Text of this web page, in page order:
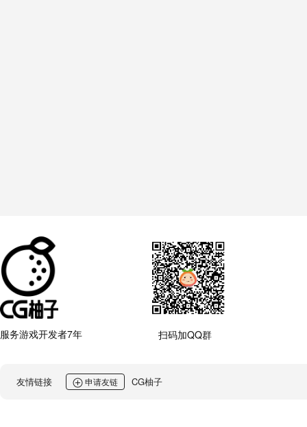
服务游戏开发者7年 扫码加QQ群
友情链接 申请友链 CG柚子